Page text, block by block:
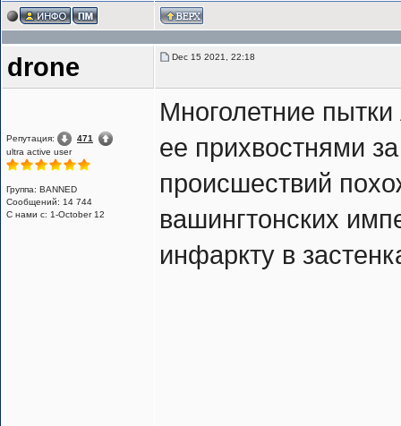
drone Dec 15 2021, 22:18
Репутация:
471
ultra active user
Группа: BANNED
Сообщений: 14 744
С нами с: 1-October 12
Многолетние
ее прихвостнями
происшествий
вашингтонских
инфаркту в